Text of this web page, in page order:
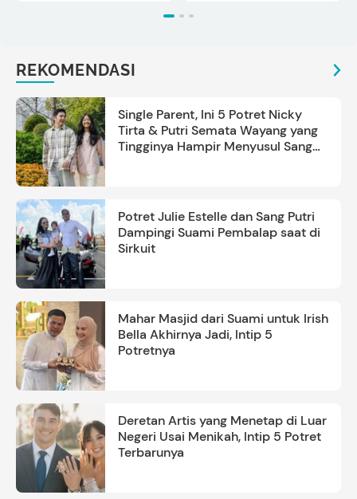
REKOMENDASI
Single Parent, Ini 5 Potret Nicky
Tirta & Putri Semata Wayang yang
Tingginya Hampir Menyusul Sang
Potret Julie Estelle dan Sang Putri
Dampingi Suami Pembalap saat di
Sirkuit
Mahar Masjid dari Suami untuk Irish
Bella Akhirnya Jadi, Intip 5
Potretnya
Deretan Artis yang Menetap di Luar
Negeri Usai Menikah, Intip 5 Potret
Terbarunya